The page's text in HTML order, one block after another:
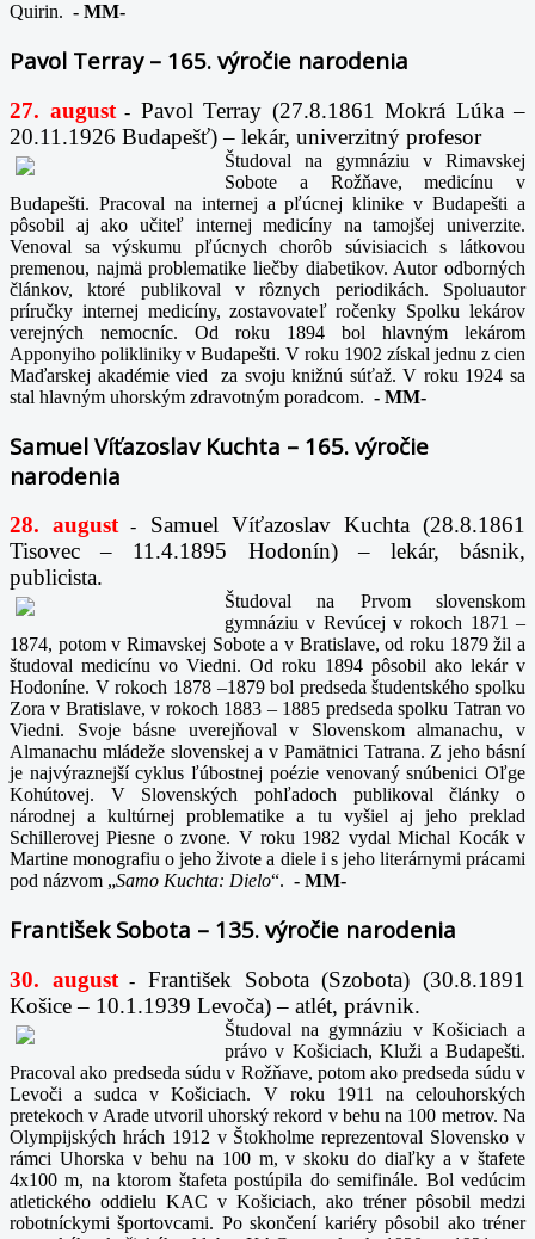
Quirin. - MM-
Pavol Terray – 165. výročie narodenia
27. august- Pavol Terray (27.8.1861 Mokrá Lúka –
20.11.1926 Budapešť) – lekár, univerzitný profesor
Študoval na gymnáziu v Rimavskej
Sobote a Rožňave, medicínu v
Budapešti. Pracoval na internej a pľúcnej klinike v Budapešti a
pôsobil aj ako učiteľ internej medicíny na tamojšej univerzite.
Venoval sa výskumu pľúcnych chorôb súvisiacich s látkovou
premenou, najmä problematike liečby diabetikov. Autor odborných
článkov, ktoré publikoval v rôznych periodikách. Spoluautor
príručky internej medicíny, zostavovateľ ročenky Spolku lekárov
verejných nemocníc. Od roku 1894 bol hlavným lekárom
Apponyiho polikliniky v Budapešti. V roku 1902 získal jednu z cien
Maďarskej akadémie vied za svoju knižnú súťaž. V roku 1924 sa
stal hlavným uhorským zdravotným poradcom. - MM-
Samuel Víťazoslav Kuchta – 165. výročie
narodenia
28. august -
Samuel Víťazoslav Kuchta (28.8.1861
Tisovec – 11.4.1895 Hodonín) – lekár, básnik,
publicista.
Študoval na Prvom slovenskom
gymnáziu v Revúcej v rokoch 1871 –
1874, potom v Rimavskej Sobote a v Bratislave, od roku 1879 žil a
študoval medicínu vo Viedni. Od roku 1894 pôsobil ako lekár v
Hodoníne. V rokoch 1878 –1879 bol predseda študentského spolku
Zora v Bratislave, v rokoch 1883 – 1885 predseda spolku Tatran vo
Viedni. Svoje básne uverejňoval v Slovenskom almanachu, v
Almanachu mládeže slovenskej a v Pamätnici Tatrana. Z jeho básní
je najvýraznejší cyklus ľúbostnej poézie venovaný snúbenici Oľge
Kohútovej. V Slovenských pohľadoch publikoval články o
národnej a kultúrnej problematike a tu vyšiel aj jeho preklad
Schillerovej Piesne o zvone. V roku 1982 vydal Michal Kocák v
Martine monografiu o jeho živote a diele i s jeho literárnymi prácami
pod názvom „Samo Kuchta: Dielo“. - MM-
František Sobota – 135. výročie narodenia
30. august-
František Sobota (Szobota) (30.8.1891
Košice – 10.1.1939 Levoča) – atlét, právnik.
Študoval na gymnáziu v Košiciach a
právo v Košiciach, Kluži a Budapešti.
Pracoval ako predseda súdu v Rožňave, potom ako predseda súdu v
Levoči a sudca v Košiciach. V roku 1911 na celouhorských
pretekoch v Arade utvoril uhorský rekord v behu na 100 metrov. Na
Olympijských hrách 1912 v Štokholme reprezentoval Slovensko v
rámci Uhorska v behu na 100 m, v skoku do diaľky a v štafete
4x100 m, na ktorom štafeta postúpila do semifinále. Bol vedúcim
atletického oddielu KAC v Košiciach, ako tréner pôsobil medzi
robotníckymi športovcami. Po skončení kariéry pôsobil ako tréner